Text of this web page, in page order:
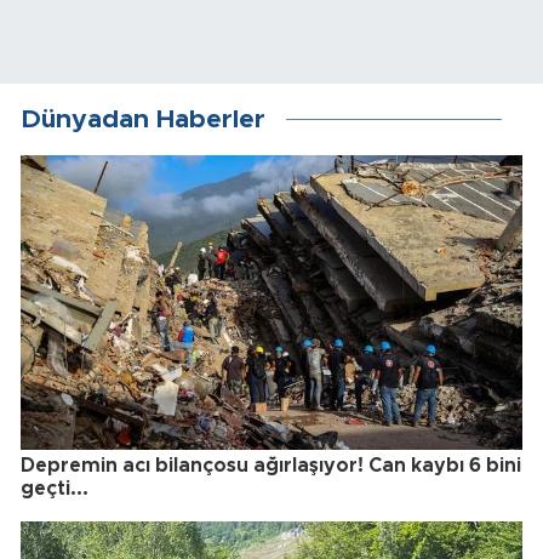
Dünyadan Haberler
Depremin acı bilançosu ağırlaşıyor! Can kaybı 6 bini
geçti...